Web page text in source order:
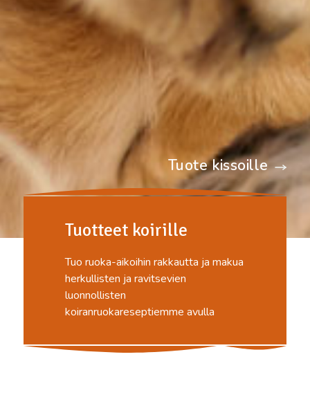
Tuote kissoille
Tuotteet koirille
Tuo ruoka-aikoihin rakkautta ja makua
herkullisten ja ravitsevien
luonnollisten
koiranruokareseptiemme avulla